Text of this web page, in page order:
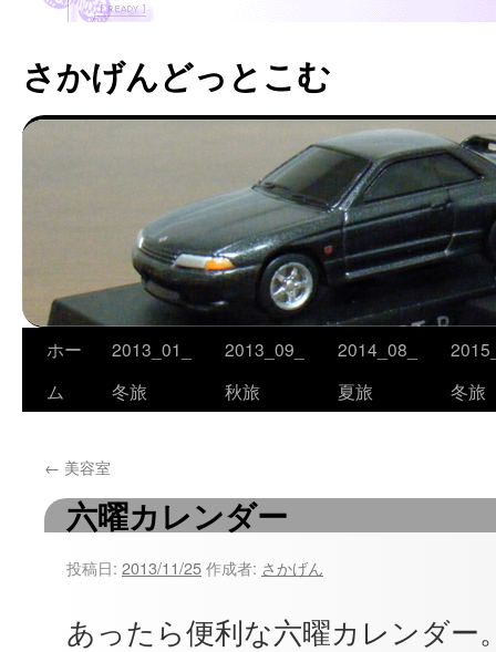
さかげんどっとこむ
コ
ン
ツ
ホー
ム
2013_01_
冬旅
2013_09_
秋旅
2014_08_
夏旅
冬旅
← 美容室
六曜カレンダー
投稿日: 2013/11/25作成者: さかげん
あったら便利な六曜カレンダー